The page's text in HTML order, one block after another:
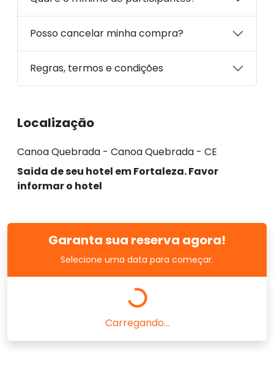
Posso cancelar minha compra?
Regras, termos e condições
Localização
Canoa Quebrada - Canoa Quebrada - CE
Saida de seu hotel em Fortaleza. Favor
informar o hotel
Garanta sua reserva agora!
Selecione uma data para começar.
Carregando...